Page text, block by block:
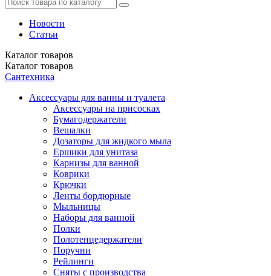
Новости
Статьи
Каталог товаров
Каталог товаров
Сантехника
Аксессуары для ванны и туалета
Аксессуары на присосках
Бумагодержатели
Вешалки
Дозаторы для жидкого мыла
Ершики для унитаза
Карнизы для ванной
Коврики
Крючки
Ленты бордюрные
Мыльницы
Наборы для ванной
Полки
Полотенцедержатели
Поручни
Рейлинги
Сняты с производства